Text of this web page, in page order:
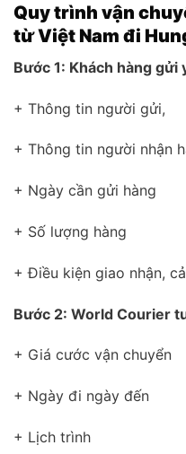
Quy trình vận
từ Việt Nam đi
Bước 1: Khách hàng gửi
+ Thông tin người gửi,
+ Thông tin người nhận
+ Ngày cần gửi hàng
+ Số lượng hàng
+ Điều kiện giao nhận,
Bước 2: World Courier
+ Giá cước vận chuyển
+ Ngày đi ngày đến
+ Lịch trình